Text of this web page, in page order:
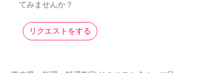
てみませんか？
リクエストをする